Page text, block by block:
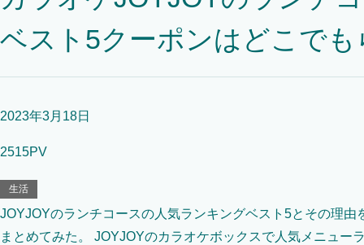
ベスト5クーポンはどこで
2023年3月18日
2515PV
生活
JOYJOYのランチコースの人気ランキングベスト5とその理由
まとめてみた。 JOYJOYのカラオケボックスで人気メニュー